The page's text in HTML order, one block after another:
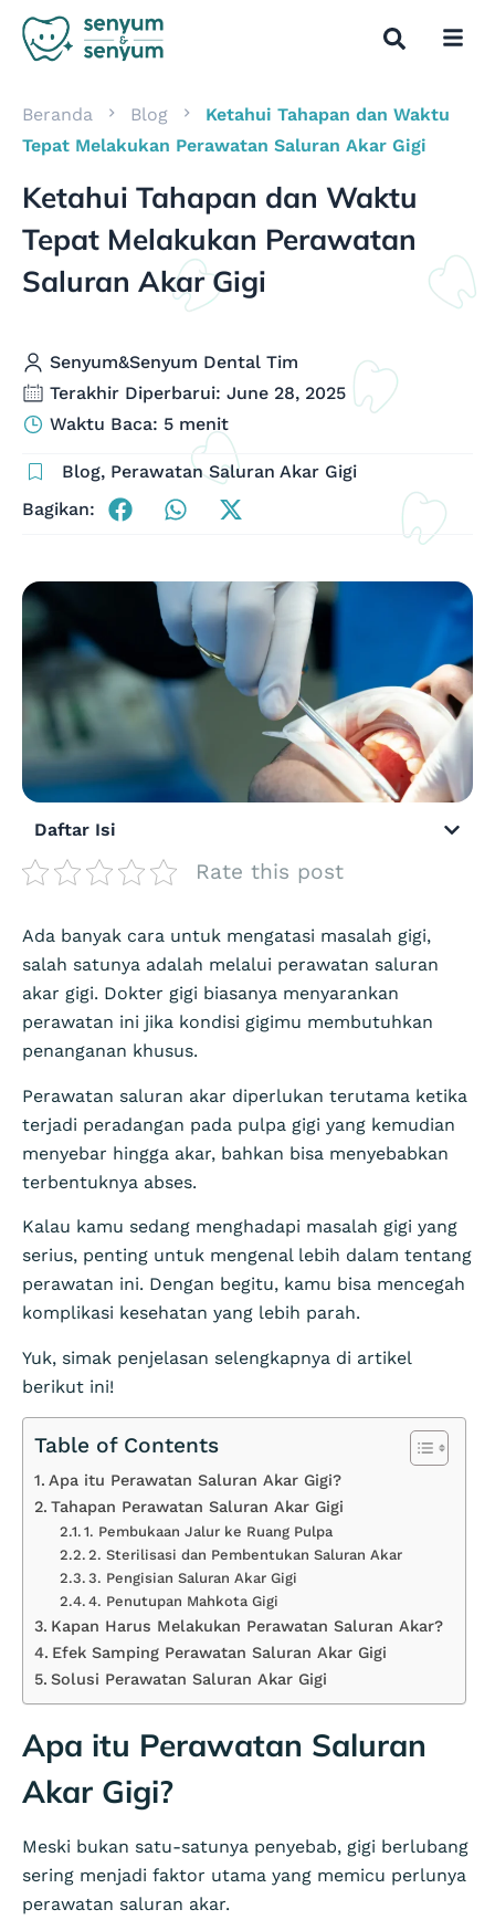
Beranda Blog
Ketahui Tahapan dan Waktu
Tepat Melakukan Perawatan Saluran Akar Gigi
Ketahui Tahapan dan Waktu
Tepat Melakukan Perawatan
Saluran Akar Gigi
Senyum&Senyum Dental Tim
Terakhir Diperbarui: June 28, 2025
Waktu Baca: 5 menit
Blog, Perawatan Saluran Akar Gigi
Bagikan:
Daftar Isi
Rate this post
Ada banyak cara untuk mengatasi masalah gigi,
salah satunya adalah melalui perawatan saluran
akar gigi. Dokter gigi biasanya menyarankan
perawatan ini jika kondisi gigimu membutuhkan
penanganan khusus.
Perawatan saluran akar diperlukan terutama ketika
terjadi peradangan pada pulpa gigi yang kemudian
menyebar hingga akar, bahkan bisa menyebabkan
terbentuknya abses.
Kalau kamu sedang menghadapi masalah gigi yang
serius, penting untuk mengenal lebih dalam tentang
perawatan ini. Dengan begitu, kamu bisa mencegah
komplikasi kesehatan yang lebih parah.
Yuk, simak penjelasan selengkapnya di artikel
berikut ini!
Table of Contents
Apa itu Perawatan Saluran Akar Gigi?
Tahapan Perawatan Saluran Akar Gigi
1. Pembukaan Jalur ke Ruang Pulpa
2. Sterilisasi dan Pembentukan Saluran Akar
3. Pengisian Saluran Akar Gigi
4. Penutupan Mahkota Gigi
Kapan Harus Melakukan Perawatan Saluran Akar?
Efek Samping Perawatan Saluran Akar Gigi
Solusi Perawatan Saluran Akar Gigi
Apa itu Perawatan Saluran
Akar Gigi?
Meski bukan satu-satunya penyebab, gigi berlubang
sering menjadi faktor utama yang memicu perlunya
perawatan saluran akar.